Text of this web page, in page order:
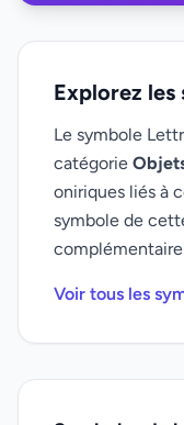
Explorez
Le symbole
catégorie
oniriques liés à
symbole de
Voir tous les